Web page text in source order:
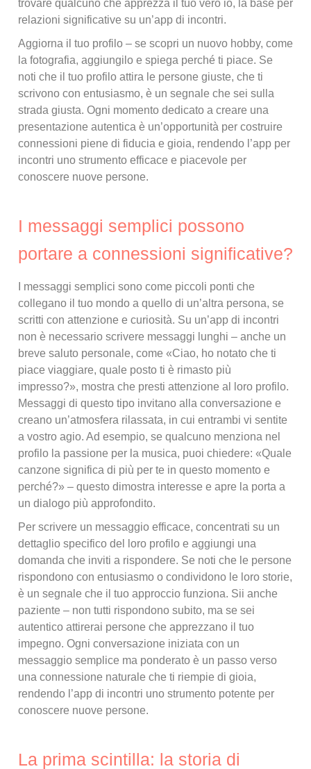
trovare qualcuno che apprezza il tuo vero io, la base per
relazioni significative su un’app di incontri.
Aggiorna il tuo profilo – se scopri un nuovo hobby, come
la fotografia, aggiungilo e spiega perché ti piace. Se
noti che il tuo profilo attira le persone giuste, che ti
scrivono con entusiasmo, è un segnale che sei sulla
strada giusta. Ogni momento dedicato a creare una
presentazione autentica è un’opportunità per costruire
connessioni piene di fiducia e gioia, rendendo l’app per
incontri uno strumento efficace e piacevole per
conoscere nuove persone.
I messaggi semplici possono
portare a connessioni significative?
I messaggi semplici sono come piccoli ponti che
collegano il tuo mondo a quello di un’altra persona, se
scritti con attenzione e curiosità. Su un’app di incontri
non è necessario scrivere messaggi lunghi – anche un
breve saluto personale, come «Ciao, ho notato che ti
piace viaggiare, quale posto ti è rimasto più
impresso?», mostra che presti attenzione al loro profilo.
Messaggi di questo tipo invitano alla conversazione e
creano un’atmosfera rilassata, in cui entrambi vi sentite
a vostro agio. Ad esempio, se qualcuno menziona nel
profilo la passione per la musica, puoi chiedere: «Quale
canzone significa di più per te in questo momento e
perché?» – questo dimostra interesse e apre la porta a
un dialogo più approfondito.
Per scrivere un messaggio efficace, concentrati su un
dettaglio specifico del loro profilo e aggiungi una
domanda che inviti a rispondere. Se noti che le persone
rispondono con entusiasmo o condividono le loro storie,
è un segnale che il tuo approccio funziona. Sii anche
paziente – non tutti rispondono subito, ma se sei
autentico attirerai persone che apprezzano il tuo
impegno. Ogni conversazione iniziata con un
messaggio semplice ma ponderato è un passo verso
una connessione naturale che ti riempie di gioia,
rendendo l’app di incontri uno strumento potente per
conoscere nuove persone.
La prima scintilla: la storia di